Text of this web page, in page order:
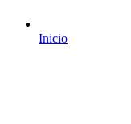
Inicio